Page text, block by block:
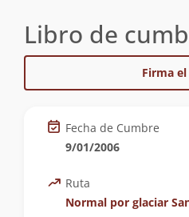
Libro de
Firma
Fecha de Cumbre
9/01/2006
Ruta
Normal por glaciar